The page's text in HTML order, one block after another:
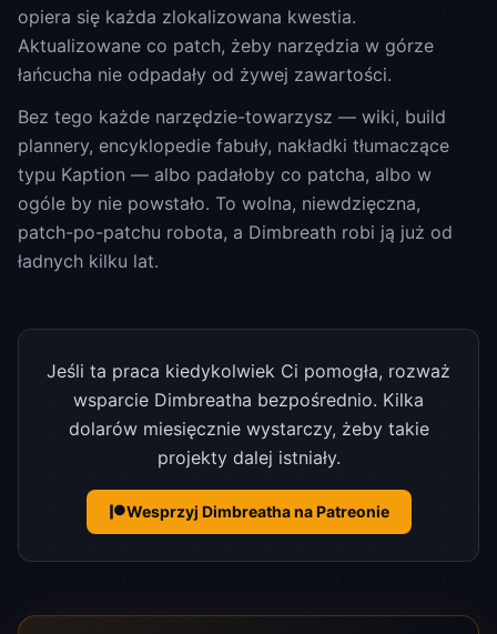
opiera się każda zlokalizowana kwestia.
Aktualizowane co patch, żeby narzędzia w górze
łańcucha nie odpadały od żywej zawartości.
Bez tego każde narzędzie-towarzysz — wiki, build
plannery, encyklopedie fabuły, nakładki tłumaczące
typu Kaption — albo padałoby co patcha, albo w
ogóle by nie powstało. To wolna, niewdzięczna,
patch-po-patchu robota, a Dimbreath robi ją już od
ładnych kilku lat.
Jeśli ta praca kiedykolwiek Ci pomogła, rozważ
wsparcie Dimbreatha bezpośrednio. Kilka
dolarów miesięcznie wystarczy, żeby takie
projekty dalej istniały.
Wesprzyj Dimbreatha na Patreonie